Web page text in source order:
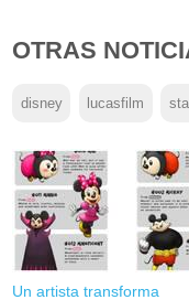
OTRAS
disney lucasfilm
Un artista transforma